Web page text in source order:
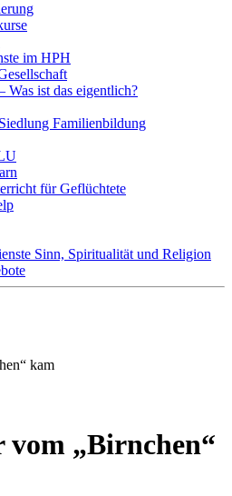
im HPH
Was ist das eigentlich?
Familienbildung
für Geflüchtete
Sinn, Spiritualität und Religion
vom „Birnchen“